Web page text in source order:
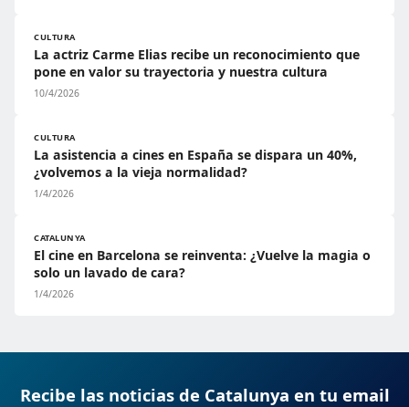
CULTURA
La actriz Carme Elias recibe un reconocimiento que
pone en valor su trayectoria y nuestra cultura
10/4/2026
CULTURA
La asistencia a cines en España se dispara un 40%,
¿volvemos a la vieja normalidad?
1/4/2026
CATALUNYA
El cine en Barcelona se reinventa: ¿Vuelve la magia o
solo un lavado de cara?
1/4/2026
Recibe las noticias de Catalunya en tu email